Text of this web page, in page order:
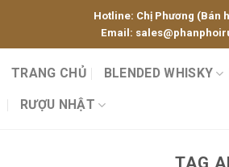
Hotline: Chị Phương (Bán
Email:
TRANG CHỦ BLENDED WHISKY
RƯỢU NHẬT
TAG